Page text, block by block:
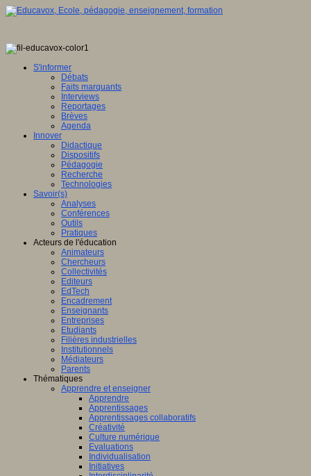
S'informer
Débats
Faits marquants
Interviews
Reportages
Brèves
Agenda
Innover
Didactique
Dispositifs
Pédagogie
Recherche
Technologies
Savoir(s)
Analyses
Conférences
Outils
Pratiques
Acteurs de l'éducation
Animateurs
Chercheurs
Collectivités
Editeurs
EdTech
Encadrement
Enseignants
Entreprises
Etudiants
Filières industrielles
Institutionnels
Médiateurs
Parents
Thématiques
Apprendre et enseigner
Apprendre
Apprentissages
Apprentissages collaboratifs
Créativité
Culture numérique
Evaluations
Individualisation
Initiatives